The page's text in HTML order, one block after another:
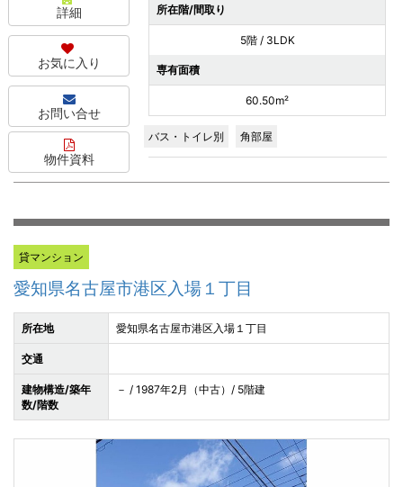
詳細
お気に入り
お問い合せ
物件資料
所在階/間取り
5階 / 3LDK
専有面積
60.50m²
バス・トイレ別 角部屋
貸マンション
愛知県名古屋市港区入場１丁目
所在地 愛知県名古屋市港区入場１丁目
交通
建物構造/築年
数/階数
－ / 1987年2月（中古）/ 5階建